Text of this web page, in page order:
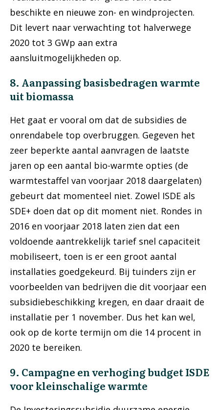
beschikte en nieuwe zon- en windprojecten.
Dit levert naar verwachting tot halverwege
2020 tot 3 GWp aan extra
aansluitmogelijkheden op.
8. Aanpassing basisbedragen warmte
uit biomassa
Het gaat er vooral om dat de subsidies de
onrendabele top overbruggen. Gegeven het
zeer beperkte aantal aanvragen de laatste
jaren op een aantal bio-warmte opties (de
warmtestaffel van voorjaar 2018 daargelaten)
gebeurt dat momenteel niet. Zowel ISDE als
SDE+ doen dat op dit moment niet. Rondes in
2016 en voorjaar 2018 laten zien dat een
voldoende aantrekkelijk tarief snel capaciteit
mobiliseert, toen is er een groot aantal
installaties goedgekeurd. Bij tuinders zijn er
voorbeelden van bedrijven die dit voorjaar een
subsidiebeschikking kregen, en daar draait de
installatie per 1 november. Dus het kan wel,
ook op de korte termijn om die 14 procent in
2020 te bereiken.
9. Campagne en verhoging budget ISDE
voor kleinschalige warmte